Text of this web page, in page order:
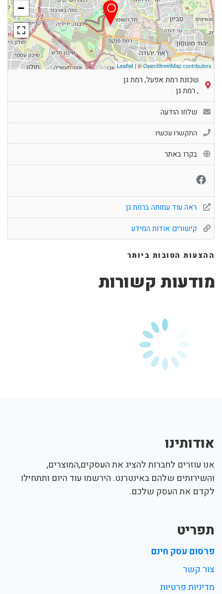
−
Leaflet| ©OpenStreetMap contributors
שכונת רמת אפעל, רמת גן
, רמת גן
שלחו הודעה
התקשרו עכשיו
בקרו באתר
ראה עוד עמותה ברמת גן
קישורים אודות המידע
ההצעות הטובות ביותר
מודעות קשורות
אודותינו
אנו עוזרים לחברות להציג את העסקים,המוצרים,
והשירותים שלהם באינטרנט. הירשמו עוד היום ותתחילו
לקדם את העסק שלכם.
תפריט
פרסום עסק חינם
צור קשר
מדיניות פרטיות